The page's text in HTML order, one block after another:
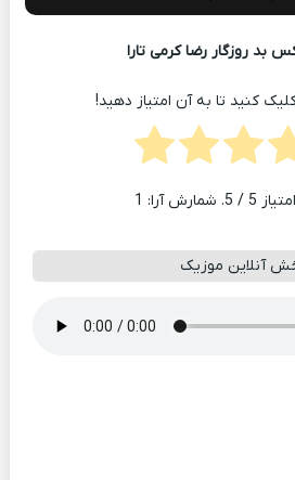
بد روزگار رضا کرمی تارا
کنید تا به آن امتیاز دهید!
5 / 5. شمارش آرا: 1
آنلاین موزیک